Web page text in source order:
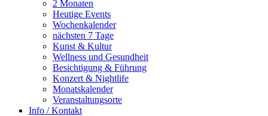
2 Monaten
Heutige Events
Wochenkalender
nächsten 7 Tage
Kunst & Kultur
Wellness und Gesundheit
Besichtigung & Führung
Konzert & Nightlife
Monatskalender
Veranstaltungsorte
Info / Kontakt